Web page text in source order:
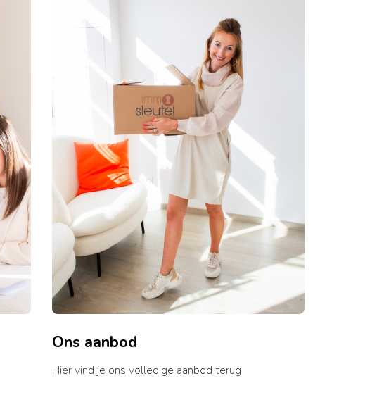
Ons aanbod
Hier vind je ons volledige aanbod terug